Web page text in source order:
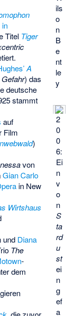
ils
o
n
B
e
nt
le
y
2
0
0
6:
Ei
n
v
o
n
S
ta
rd
u
st
ei
n
g
ef
a
Titel Tiger
A
Gefahr) das
deutsche
stammt
auf
Film
)
von
Gian Carlo
in New
Wirtshaus
und Diana
The
-
dem